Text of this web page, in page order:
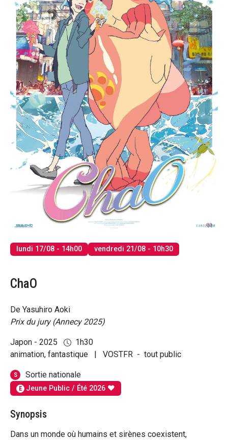
lundi 17/08 - 14h00 vendredi 21/08 - 10h30
ChaO
De Yasuhiro Aoki
Prix du jury (Annecy 2025)
Japon - 2025
1h30
animation, fantastique
VOSTFR - tout public
S Sortie nationale
E Jeune Public / Été 2026 ♥
Synopsis
Dans un monde où humains et sirènes coexistent,